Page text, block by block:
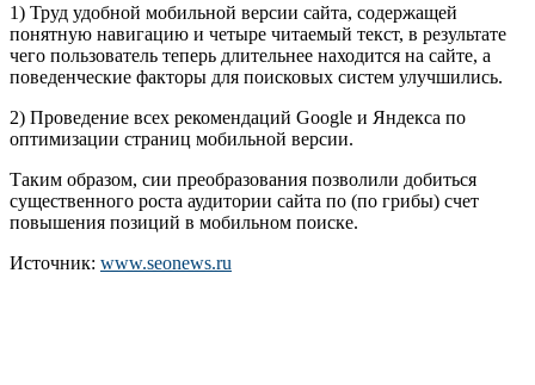
1) Труд удобной мобильной версии сайта, содержащей
понятную навигацию и четыре читаемый текст, в результате
чего пользователь теперь длительнее находится на сайте, а
поведенческие факторы для поисковых систем улучшились.
2) Проведение всех рекомендаций Google и Яндекса по
оптимизации страниц мобильной версии.
Таким образом, сии преобразования позволили добиться
существенного роста аудитории сайта по (по грибы) счет
повышения позиций в мобильном поиске.
Источник: www.seonews.ru